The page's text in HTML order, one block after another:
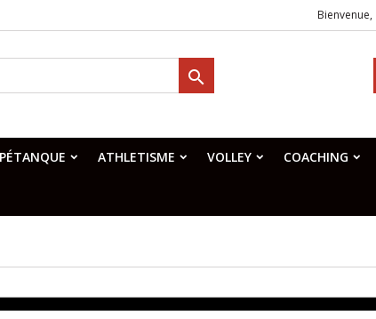
Bienvenue,

PÉTANQUE ATHLETISME VOLLEY COACHING